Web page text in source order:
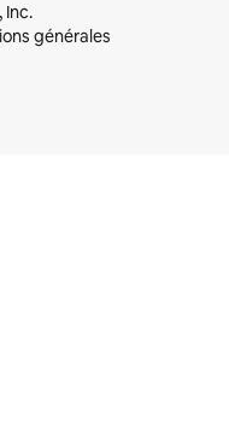
Inc.
générales